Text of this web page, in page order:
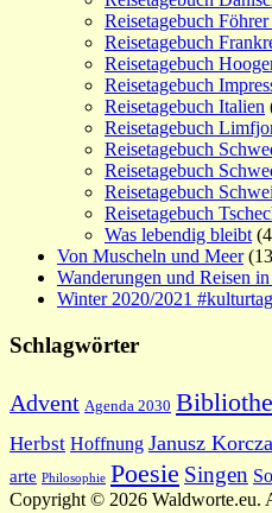
Reisetagebuch
Reisetagebuch
Reisetagebuch
Reisetagebuch
Reisetagebuch Italien
Reisetagebuch
Reisetagebuch
Reisetagebuch
Reisetagebuch
Reisetagebuch
Was lebendig bleibt
Von Muscheln und Meer
Wanderungen und Reisen
Winter 2020/2021
Schlagwörter
Advent Agenda 2030
Herbst Hoffnung Janusz
arte Philosophie Poesie Singen
Copyright © 2026 Waldworte.eu.